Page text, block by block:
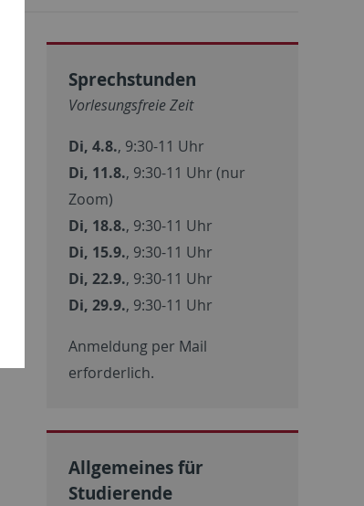
Sprechstunden
Vorlesungsfreie Zeit
Di, 4.8., 9:30-11 Uhr
Di, 11.8., 9:30-11 Uhr (nur
Zoom)
Di, 18.8., 9:30-11 Uhr
Di, 15.9., 9:30-11 Uhr
Di, 22.9., 9:30-11 Uhr
Di, 29.9., 9:30-11 Uhr
Anmeldung per Mail
erforderlich.
Allgemeines für
Studierende